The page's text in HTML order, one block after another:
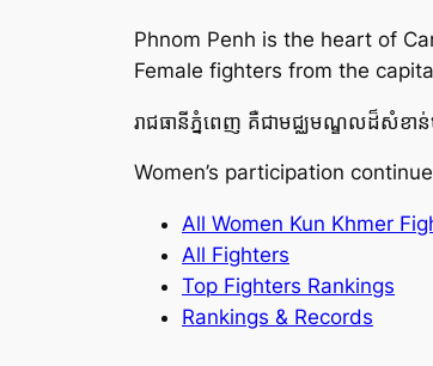
Phnom Penh is the heart of
Female fighters from the
រាជធានីភ្នំពេញ គឺជាមជ្ឈមណ្ឌលដ៏សំខាន់
Women’s participation
All Women Kun Khmer
All Fighters
Top Fighters Rankings
Rankings & Records